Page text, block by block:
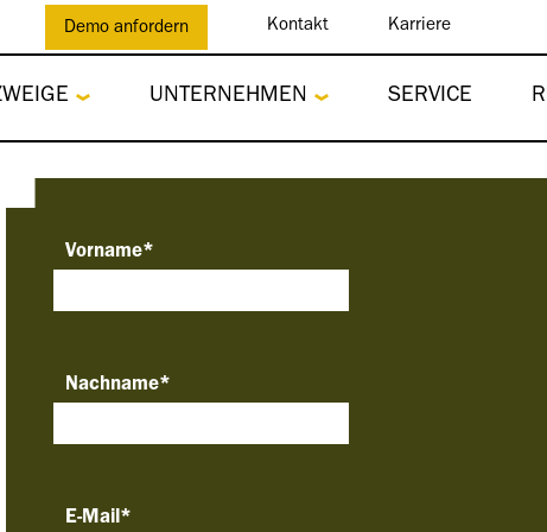
Demo anfordern Kontakt Karriere
UNTERNEHMEN SERVICE
Vorname*
Nachname*
E-Mail*